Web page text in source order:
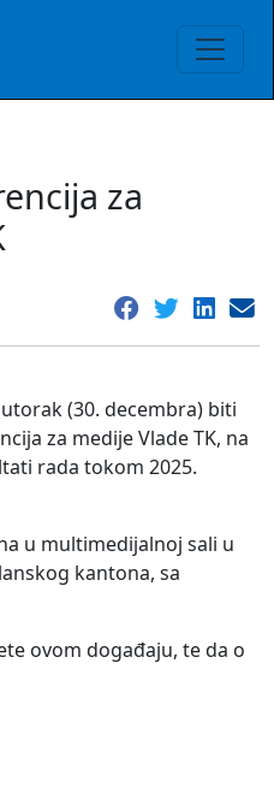
za
(30. decembra) biti
za medije Vlade TK, na
rada tokom 2025.
u multimedijalnoj sali u
kantona, sa
ovom događaju, te da o